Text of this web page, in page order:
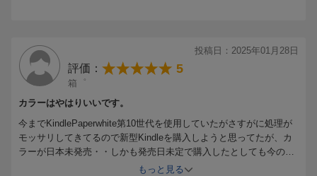
投稿日：2025年01月28日
評価： 5
箱゜
カラーはやはりいいです。
今までKindlePaperwhite第10世代を使用していたがさすがに処理が
モッサリしてきてるので新型Kindleを購入しようと思ってたが、カ
ラーが日本未発売・・しかも発売日未定で購入したとしても今のレ
ートで4万以上するとあって今手に入るカラーで比較的安価なこち
もっと見る